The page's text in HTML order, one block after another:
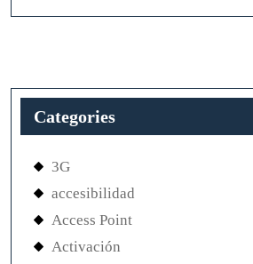
Categories
3G
accesibilidad
Access Point
Activación